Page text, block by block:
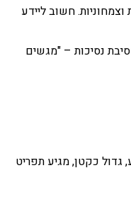
חשוב ליידע
נסיכות – "מגשים
גדול כקטן, מגיע תפריט